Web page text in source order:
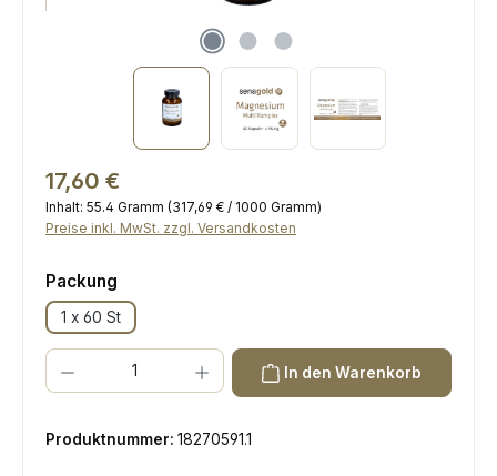
Regulärer Preis:
17,60 €
Inhalt: 55.4 Gramm (317,69 € / 1000 Gramm)
Preise inkl. MwSt. zzgl. Versandkosten
Packung
1 x 60 St
Produkt Anzahl: Gib den gewünschten Wert ein oder benutze die
In den Warenkorb
Produktnummer: 18270591.1